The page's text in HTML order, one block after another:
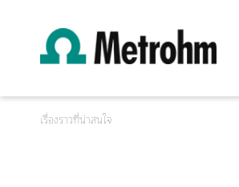
เรื่องราวที่น่าสนใจ